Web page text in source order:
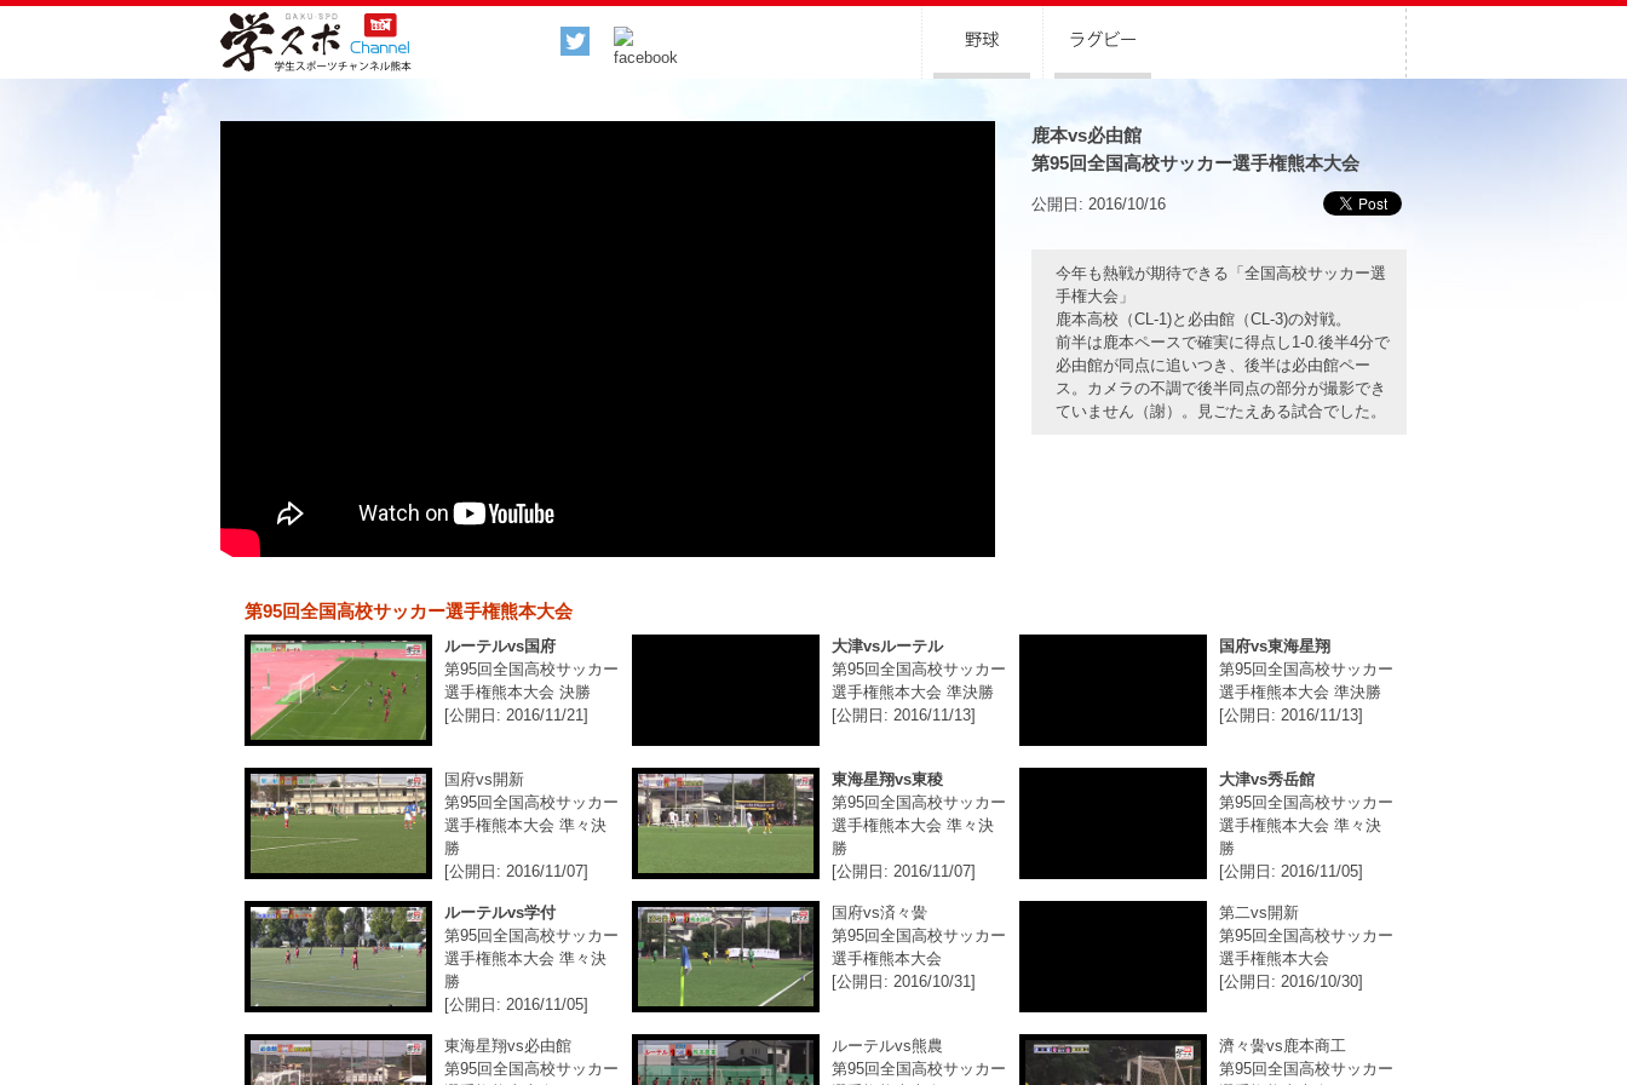
鹿本vs必由館
第95回全国高校サッカー選手権熊本大会
公開日: 2016/10/16
今年も熱戦が期待できる「全国高校サッカー選
手権大会」
鹿本高校（CL-1)と必由館（CL-3)の対戦。
前半は鹿本ペースで確実に得点し1-0.後半4分で
必由館が同点に追いつき、後半は必由館ペー
ス。カメラの不調で後半同点の部分が撮影でき
ていません（謝）。見ごたえある試合でした。
第95回全国高校サッカー選手権熊本大会
ルーテルvs国府
第95回全国高校サッカー
選手権熊本大会 決勝
[公開日: 2016/11/21]
大津vsルーテル
第95回全国高校サッカー
選手権熊本大会 準決勝
[公開日: 2016/11/13]
国府vs東海星翔
第95回全国高校サッカー
選手権熊本大会 準決勝
[公開日: 2016/11/13]
国府vs開新
第95回全国高校サッカー
選手権熊本大会 準々決
勝
[公開日: 2016/11/07]
東海星翔vs東稜
第95回全国高校サッカー
選手権熊本大会 準々決
勝
[公開日: 2016/11/07]
大津vs秀岳館
第95回全国高校サッカー
選手権熊本大会 準々決
勝
[公開日: 2016/11/05]
ルーテルvs学付
第95回全国高校サッカー
選手権熊本大会 準々決
勝
[公開日: 2016/11/05]
国府vs済々黌
第95回全国高校サッカー
選手権熊本大会
[公開日: 2016/10/31]
第二vs開新
第95回全国高校サッカー
選手権熊本大会
[公開日: 2016/10/30]
東海星翔vs必由館
第95回全国高校サッカー
ルーテルvs熊農
第95回全国高校サッカー
濟々黌vs鹿本商工
第95回全国高校サッカー